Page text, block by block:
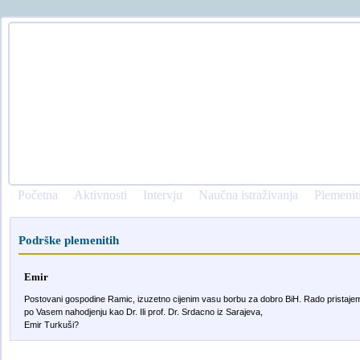
Početna Aktivnosti Intervju Naučna istraživanja
Podrške plemenitih
Emir
Postovani gospodine Ramic, izuzetno cijenim vasu borbu za dobro BiH. Rado
po Vasem nahodjenju kao Dr. Ili prof. Dr. Srdacno iz Sarajeva,
Emir Turkuši?